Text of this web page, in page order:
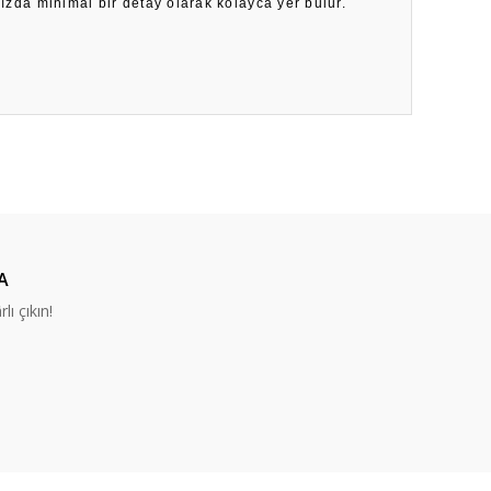
minimal bir detay olarak kolayca yer bulur.
çıkın!